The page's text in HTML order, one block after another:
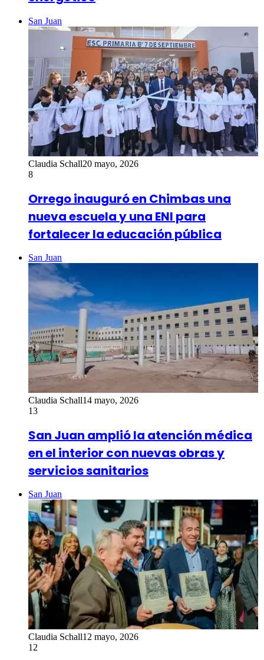
San Juan
Claudia Schall20 mayo, 2026
8
Orrego inauguró en Chimbas una
nueva escuela y una ENI para
fortalecer la educación pública
San Juan
Claudia Schall14 mayo, 2026
13
San Juan amplió la atención médica
en el interior con nuevas obras y
servicios sanitarios
San Juan
Claudia Schall12 mayo, 2026
12